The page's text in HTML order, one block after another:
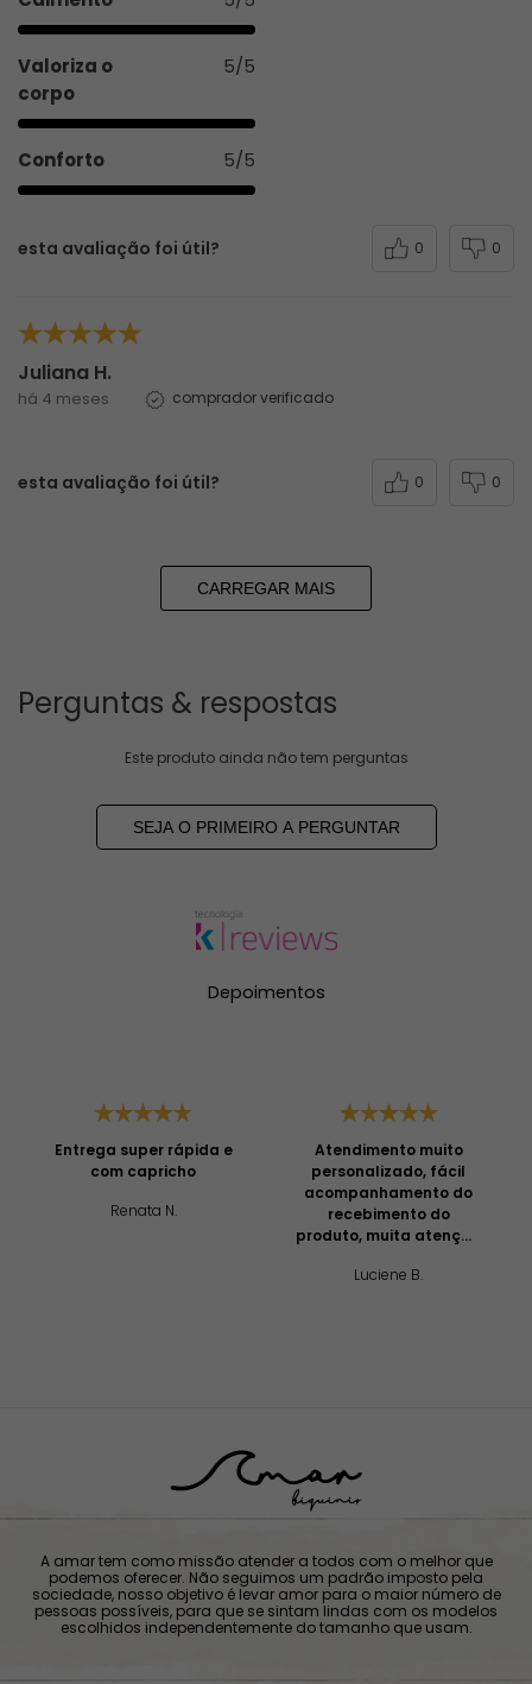
Valoriza o
corpo
5/5
Conforto 5/5
esta avaliação foi útil? 0 0
Juliana H.
há 4 meses comprador verificado
esta avaliação foi útil? 0 0
CARREGAR MAIS
Perguntas & respostas
Este produto ainda não tem perguntas
SEJA O PRIMEIRO A PERGUNTAR
Depoimentos
Entrega super rápida e
com capricho
Renata N.
Atendimento muito
personalizado, fácil
acompanhamento do
recebimento do
produto, muita atenção
Luciene B.
A amar tem como missão atender a todos com o melhor que
podemos oferecer. Não seguimos um padrão imposto pela
sociedade, nosso objetivo é levar amor para o maior número de
pessoas possíveis, para que se sintam lindas com os modelos
escolhidos independentemente do tamanho que usam.